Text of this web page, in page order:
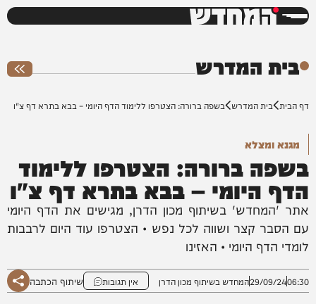
המחדש
בית המדרש
דף הבית בית המדרש בשפה ברורה: הצטרפו ללימוד הדף היומי – בבא בתרא דף צ"ו
מגנא ומצלא
בשפה ברורה: הצטרפו ללימוד
הדף היומי – בבא בתרא דף צ"ו
אתר 'המחדש' בשיתוף מכון הדרן, מגישים את הדף היומי
עם הסבר קצר ושווה לכל נפש • הצטרפו עוד היום לרבבות
לומדי הדף היומי • האזינו
06:30
29/09/24המחדש בשיתוף מכון הדרן אין תגובות שיתוף הכתבה